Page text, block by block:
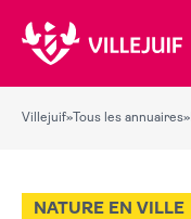
Villejuif» Tous les annuaires»
NATURE EN VILLE